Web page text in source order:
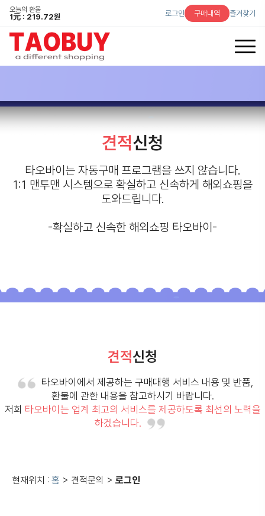
오늘의 환율
1元 : 219.72원 로그인 구매내역 즐겨찾기
견적신청
타오바이는 자동구매 프로그램을 쓰지 않습니다.
1:1 맨투맨 시스템으로 확실하고 신속하게 해외쇼핑을
도와드립니다.
-확실하고 신속한 해외쇼핑 타오바이-
견적신청
타오바이에서 제공하는 구매대행 서비스 내용 및 반품,
환불에 관한 내용을 참고하시기 바랍니다.
저희 타오바이는 업계 최고의 서비스를 제공하도록 최선의 노력을
하겠습니다.
현재위치 :홈 > 견적문의 >로그인